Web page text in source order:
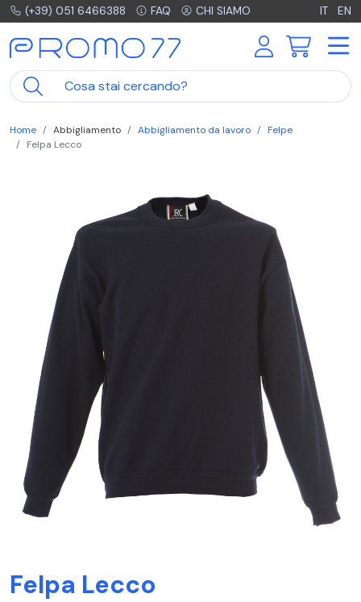
(+39) 051 6466388 FAQ CHI SIAMO IT EN
Home Abbigliamento Abbigliamento da lavoro
Felpe
Felpa Lecco
Felpa Lecco